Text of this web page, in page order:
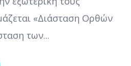
«Διάσταση Ορθών
των...